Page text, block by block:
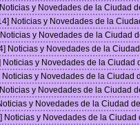
y Novedades de la Ciudad
Noticias y Novedades de la
y Novedades de la Ciudad
Noticias y Novedades de la
Noticias y Novedades de la Ciudad
Noticias y Novedades de la Ciudad
y Novedades de la Ciudad
y Novedades de la Ciudad
Noticias y Novedades de la